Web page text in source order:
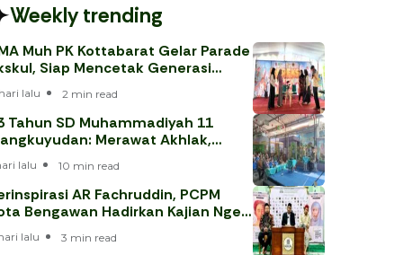
Weekly trending
Muh PK Kottabarat Gelar Parade
Siap Mencetak Generasi
lalu 2 min read
Tahun SD Muhammadiyah 11
Merawat Akhlak,
lalu 10 min read
AR Fachruddin, PCPM
Bengawan Hadirkan Kajian Nge-
lalu 3 min read